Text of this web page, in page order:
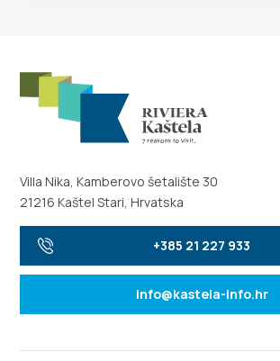
Villa Nika, Kamberovo šetalište 30
21216 Kaštel Stari, Hrvatska
+385 21 227 933
info@kastela-info.hr